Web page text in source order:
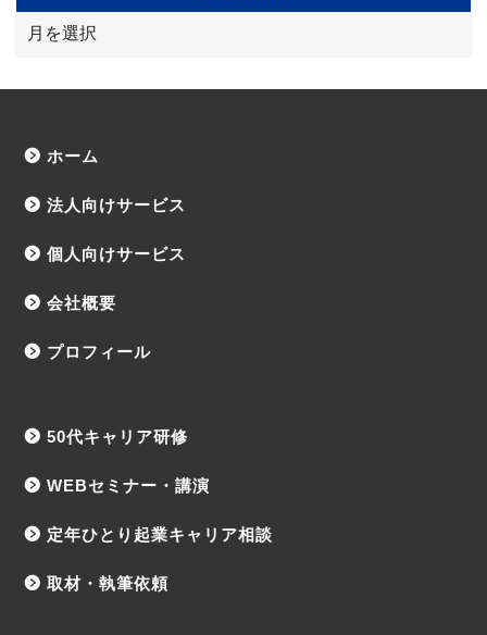
ホーム
法人向けサービス
個人向けサービス
会社概要
プロフィール
50代キャリア研修
WEBセミナー・講演
定年ひとり起業キャリア相談
取材・執筆依頼